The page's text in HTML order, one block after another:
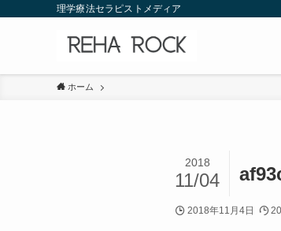
理学療法セラピストメディア
ホーム
2018
11/04
2018年11月4日